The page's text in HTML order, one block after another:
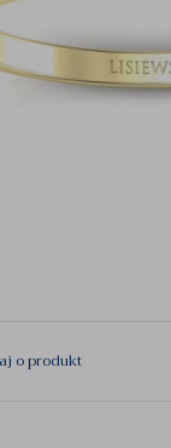
o produkt